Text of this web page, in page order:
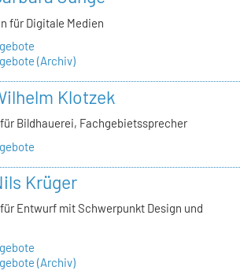
für Digitale Medien
(Archiv)
Klotzek
Bildhauerei, Fachgebietssprecher
Krüger
Entwurf mit Schwerpunkt Design und
(Archiv)